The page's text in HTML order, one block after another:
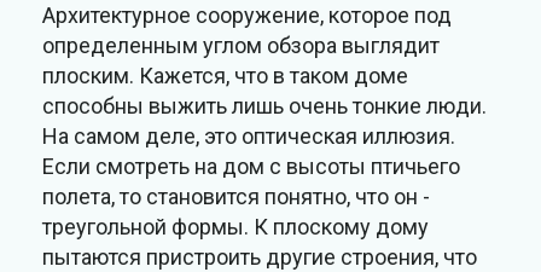
Архитектурное сооружение, которое под
определенным углом обзора выглядит
плоским. Кажется, что в таком доме
способны выжить лишь очень тонкие люди.
На самом деле, это оптическая иллюзия.
Если смотреть на дом с высоты птичьего
полета, то становится понятно, что он -
треугольной формы. К плоскому дому
пытаются пристроить другие строения, что